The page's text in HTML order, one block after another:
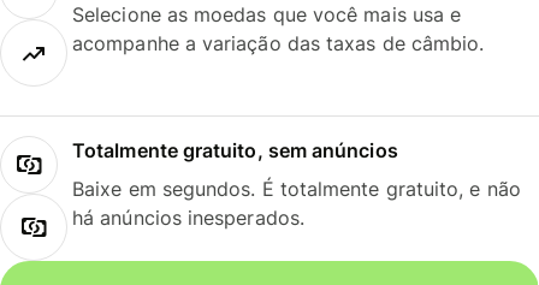
Selecione as moedas que você mais usa e
acompanhe a variação das taxas de câmbio.
Totalmente gratuito, sem anúncios
Baixe em segundos. É totalmente gratuito, e não
há anúncios inesperados.